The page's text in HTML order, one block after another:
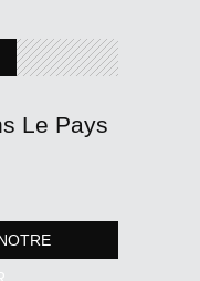
Le Pays